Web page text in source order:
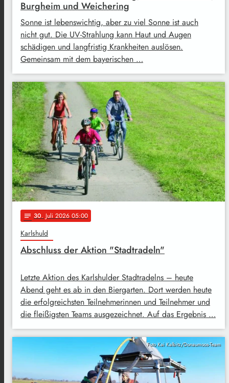
Burgheim und Weichering
Sonne ist lebenswichtig, aber zu viel Sonne ist auch
nicht gut. Die UV-Strahlung kann Haut und Augen
schädigen und langfristig Krankheiten auslösen.
Gemeinsam mit dem bayerischen …
notes 30. Juli 2026 05:00
Karlshuld
Abschluss der Aktion "Stadtradeln"
Letzte Aktion des Karlshulder Stadtradelns – heute
Abend geht es ab in den Biergarten. Dort werden heute
die erfolgreichsten Teilnehmerinnen und Teilnehmer und
die fleißigsten Teams ausgezeichnet. Auf das Ergebnis …
Foto Kai Kalbitz/Donaumoos-Team